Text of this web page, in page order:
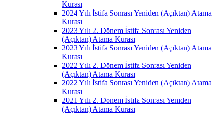
Kurası
2024 Yılı İstifa Sonrası Yeniden (Açıktan) Atama
Kurası
2023 Yılı 2. Dönem İstifa Sonrası Yeniden
(Açıktan) Atama Kurası
2023 Yılı İstifa Sonrası Yeniden (Açıktan) Atama
Kurası
2022 Yılı 2. Dönem İstifa Sonrası Yeniden
(Açıktan) Atama Kurası
2022 Yılı İstifa Sonrası Yeniden (Açıktan) Atama
Kurası
2021 Yılı 2. Dönem İstifa Sonrası Yeniden
(Açıktan) Atama Kurası